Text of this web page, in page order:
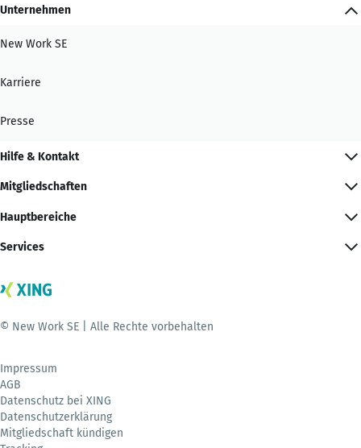
Unternehmen
New Work SE
Karriere
Presse
Hilfe & Kontakt
Mitgliedschaften
Hauptbereiche
Services
© New Work SE | Alle Rechte vorbehalten
Impressum
AGB
Datenschutz bei XING
Datenschutzerklärung
Mitgliedschaft kündigen